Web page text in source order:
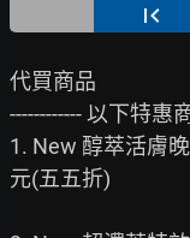
代買商品
------------ 以下特惠
1. New 醇萃活膚
元(五五折)